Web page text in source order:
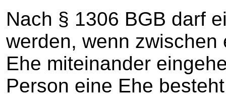
Nach § 1306 BGB darf
werden, wenn
Ehe miteinander
Person eine Ehe